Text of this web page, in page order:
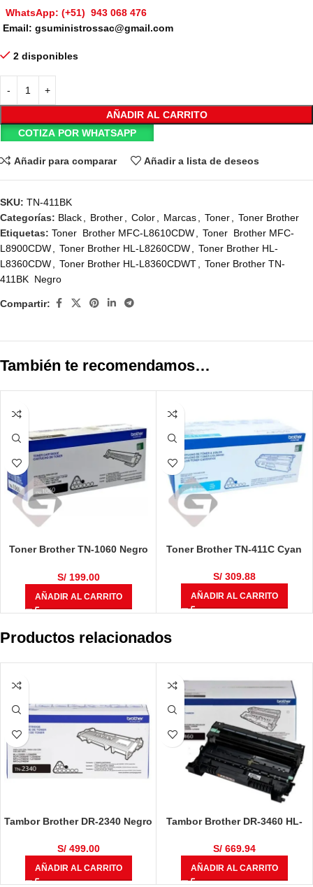
WhatsApp: (+51) 943 068 476
Email: gsuministrossac@gmail.com
2 disponibles
AÑADIR AL CARRITO
COTIZA POR WHATSAPP
Añadir para comparar Añadir a lista de deseos
SKU: TN-411BK
Categorías: Black Brother Color Marcas Toner
Toner Brother
Etiquetas: Toner Brother MFC-L8610CDW
Toner Brother MFC-
L8900CDW
Toner Brother HL-L8260CDW
Toner Brother HL-
L8360CDW
Toner Brother HL-L8360CDWT
Toner Brother TN-
411BK Negro
Compartir:
También te recomendamos…
Toner Brother TN-1060 Negro
S/199.00
AÑADIR AL CARRITO
Toner Brother TN-411C Cyan
S/309.88
AÑADIR AL CARRITO
Productos relacionados
Tambor Brother DR-2340 Negro
S/499.00
AÑADIR AL CARRITO
Tambor Brother DR-3460 HL-
L5650DN / MFC-L6700 / MFC-
L6900DW / MFC-L5900DW
50,000 Páginas
S/669.94
AÑADIR AL CARRITO